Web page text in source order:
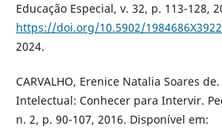
Educação Especial, v. 32, p. 113-128,
https://doi.org/10.5902/
2024.
CARVALHO, Erenice Natalia Soares
Intelectual: Conhecer para Intervir.
n. 2, p. 90-107, 2016. Disponível em: